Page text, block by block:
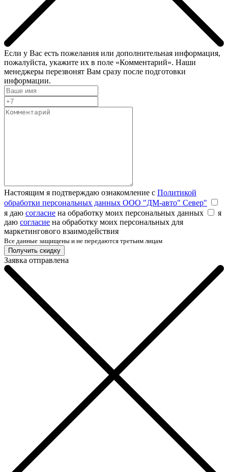
Если у Вас есть пожелания или дополнительная информация,
пожалуйста, укажите их в поле «Комментарий». Наши
менеджеры перезвонят Вам сразу после подготовки
информации.
Настоящим я подтверждаю ознакомление с Политикой
обработки персональных данных ООО "ДМ-авто" Север"
я даю согласие на обработку моих персональных данных
я
даю согласие на обработку моих персональных для
маркетингового взаимодействия
Все данные защищены и не передаются третьим лицам
Заявка отправлена